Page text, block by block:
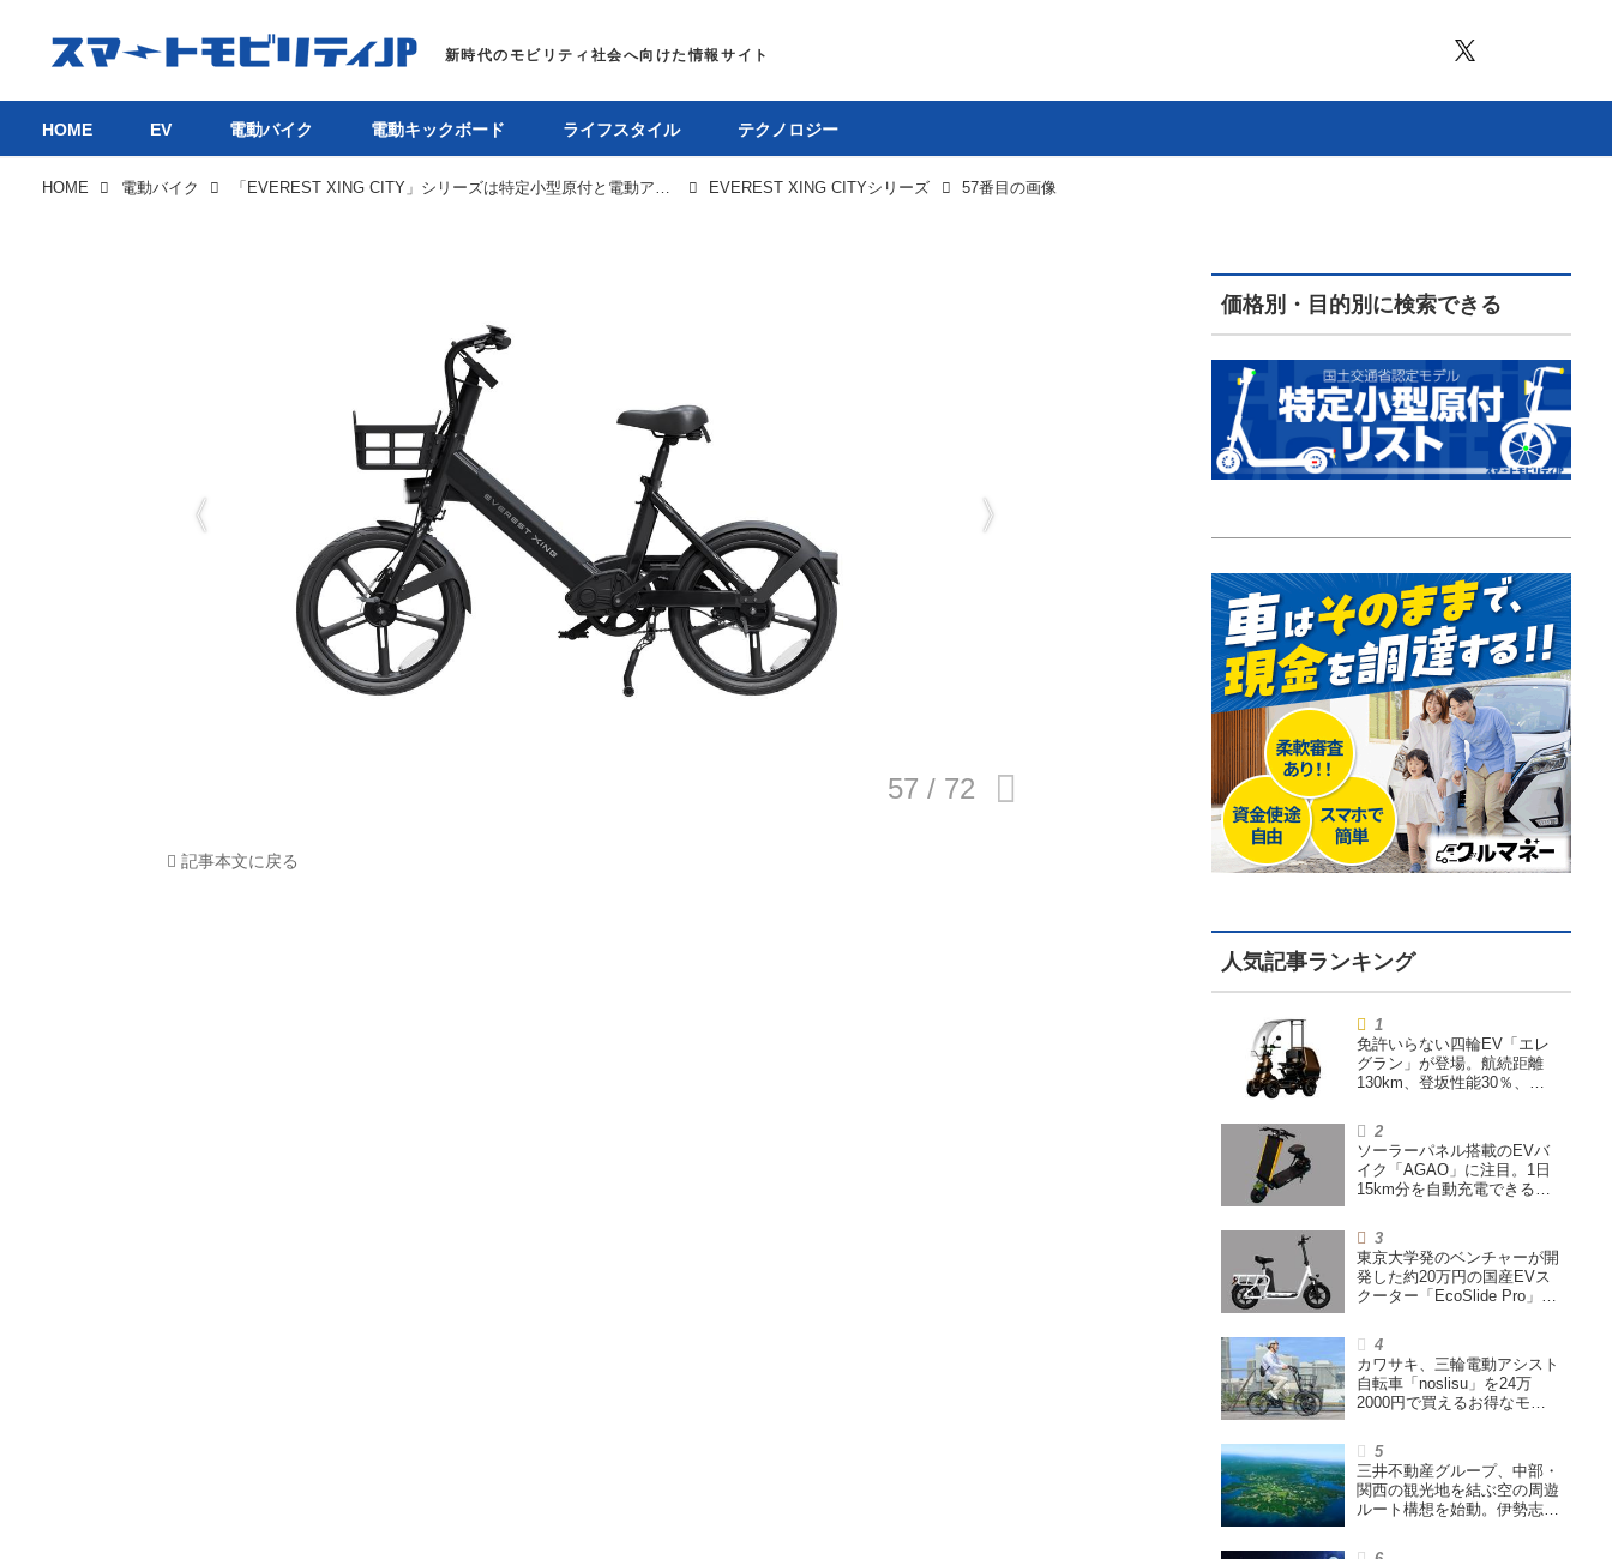
HOME EV 電動バイク 電動キックボード ライフスタイル テクノロジー
HOME 電動バイク 「EVEREST XING CITY」シリーズは特定小型原付と電動アシスト自転車の二本立てで、驚異の登坂性能51％を誇る EVEREST XING CITYシリーズ 57番目の画像
記事本文に戻る
価格別・目的別に検索できる
免許いらない四輪EV「エレ
グラン」が登場。航続距離
130km、登坂性能30％、
ソーラーパネル搭載のEVバ
イク「AGAO」に注目。1日
15km分を自動充電できる
東京大学発のベンチャーが開
発した約20万円の国産EVス
クーター「EcoSlide Pro」が
ハイパワー特定小型原付
カワサキ、三輪電動アシスト
自転車「noslisu」を24万
2000円で買えるお得なモニ
三井不動産グループ、中部・
関西の観光地を結ぶ空の周遊
ルート構想を始動。伊勢志摩
航を検証